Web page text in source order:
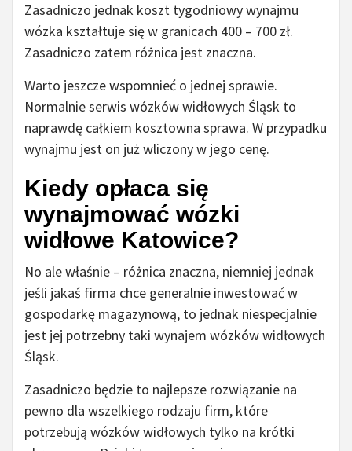
Zasadniczo jednak koszt tygodniowy wynajmu
wózka kształtuje się w granicach 400 – 700 zł.
Zasadniczo zatem różnica jest znaczna.
Warto jeszcze wspomnieć o jednej sprawie.
Normalnie serwis wózków widłowych Śląsk to
naprawdę całkiem kosztowna sprawa. W przypadku
wynajmu jest on już wliczony w jego cenę.
Kiedy opłaca się
wynajmować wózki
widłowe Katowice?
No ale właśnie – różnica znaczna, niemniej jednak
jeśli jakaś firma chce generalnie inwestować w
gospodarkę magazynową, to jednak niespecjalnie
jest jej potrzebny taki wynajem wózków widłowych
Śląsk.
Zasadniczo będzie to najlepsze rozwiązanie na
pewno dla wszelkiego rodzaju firm, które
potrzebują wózków widłowych tylko na krótki